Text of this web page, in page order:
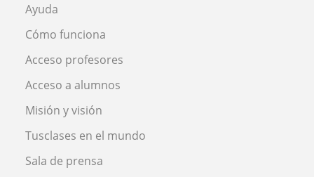
Ayuda
Cómo funciona
Acceso profesores
Acceso a alumnos
Misión y visión
Tusclases en el mundo
Sala de prensa